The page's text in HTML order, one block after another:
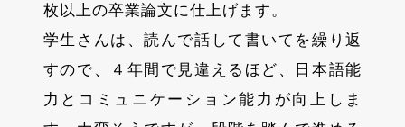
枚以上の卒業論文に仕上げます。
学生さんは、読んで話して書いてを繰り返
すので、４年間で見違えるほど、日本語能
力とコミュニケーション能力が向上しま